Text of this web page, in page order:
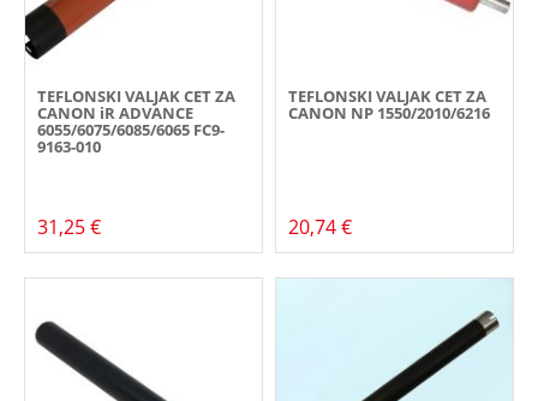
TEFLONSKI VALJAK CET ZA
CANON iR ADVANCE
6055/6075/6085/6065 FC9-
9163-010
31,25 €
TEFLONSKI VALJAK CET ZA
CANON NP 1550/2010/6216
20,74 €